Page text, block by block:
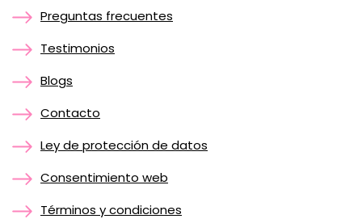
Preguntas frecuentes
Testimonios
Blogs
Contacto
Ley de protección de datos
Consentimiento web
Términos y condiciones